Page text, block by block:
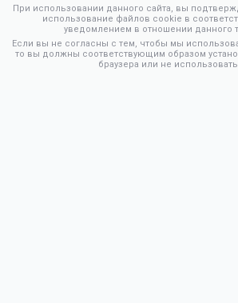
При использовании данного сайта, вы
использование файлов cookie в
уведомлением в отношении данного
Если вы не согласны с тем, чтобы мы
то вы должны соответствующим образом
браузера или не